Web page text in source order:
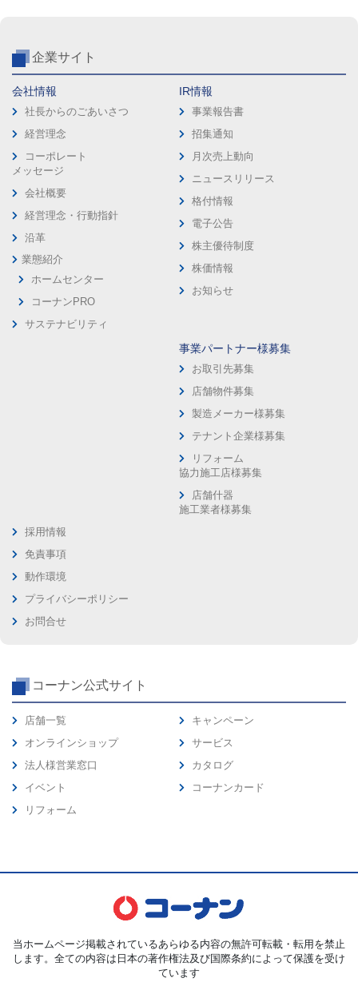
企業サイト
会社情報
社長からのごあいさつ
経営理念
コーポレート
メッセージ
会社概要
経営理念・行動指針
沿革
業態紹介
ホームセンター
コーナンPRO
サステナビリティ
IR情報
事業報告書
招集通知
月次売上動向
ニュースリリース
格付情報
電子公告
株主優待制度
株価情報
お知らせ
事業パートナー様募集
お取引先募集
店舗物件募集
製造メーカー様募集
テナント企業様募集
リフォーム
協力施工店様募集
店舗什器
施工業者様募集
採用情報
免責事項
動作環境
プライバシーポリシー
お問合せ
コーナン公式サイト
店舗一覧
オンラインショップ
法人様営業窓口
イベント
リフォーム
キャンペーン
サービス
カタログ
コーナンカード
当ホームページ掲載されているあらゆる内容の無許可転載・転用を禁止
します。全ての内容は日本の著作権法及び国際条約によって保護を受け
ています